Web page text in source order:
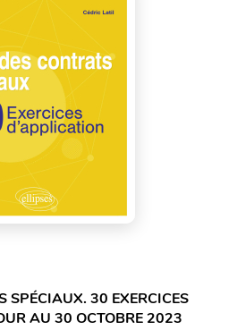
SPÉCIAUX. 30 EXERCICES
AU 30 OCTOBRE 2023